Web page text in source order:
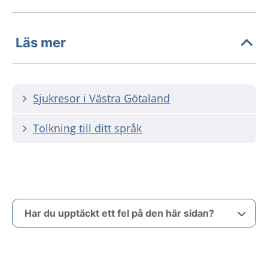
Läs mer
Sjukresor i Västra Götaland
Tolkning till ditt språk
Har du upptäckt ett fel på den här sidan?